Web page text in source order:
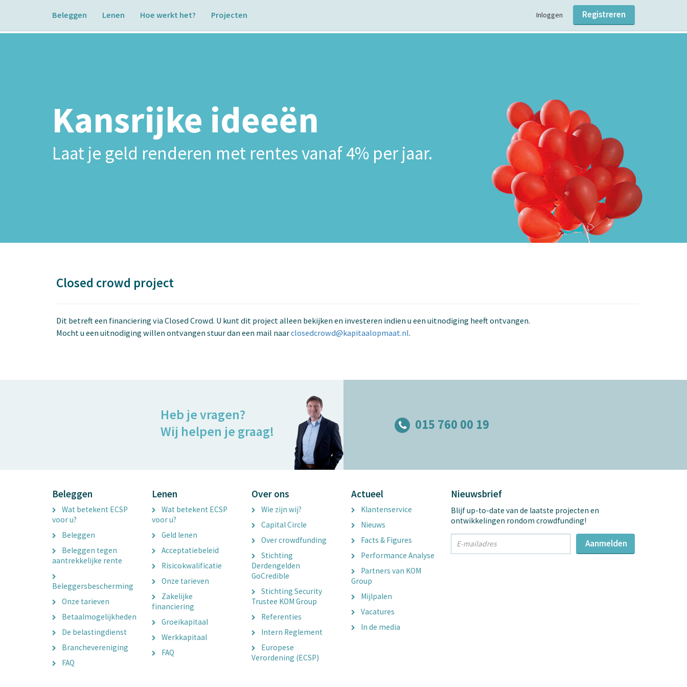
Beleggen Lenen Hoe werkt het? Projecten Inloggen Registreren
Kansrijke ideeën
Laat je geld renderen met rentes vanaf 4% per jaar.
Closed crowd project
Dit betreft een financiering via Closed Crowd. U kunt dit project alleen bekijken en investeren indien u een uitnodiging heeft ontvangen.
Mocht u een uitnodiging willen ontvangen stuur dan een mail naarclosedcrowd@kapitaalopmaat.nl.
015 760 00 19
Heb je vragen?
Wij helpen je graag!
Beleggen
Wat betekent ECSP
voor u?
Beleggen
Beleggen tegen
aantrekkelijke rente
Beleggersbescherming
Onze tarieven
Betaalmogelijkheden
De belastingdienst
Branchevereniging
FAQ
Lenen
Wat betekent ECSP
voor u?
Geld lenen
Acceptatiebeleid
Risicokwalificatie
Onze tarieven
Zakelijke
financiering
Groeikapitaal
Werkkapitaal
FAQ
Over ons
Wie zijn wij?
Capital Circle
Over crowdfunding
Stichting
Derdengelden
GoCredible
Stichting Security
Trustee KOM Group
Referenties
Intern Reglement
Europese
Verordening (ECSP)
Actueel
Klantenservice
Nieuws
Facts & Figures
Performance Analyse
Partners van KOM
Group
Mijlpalen
Vacatures
In de media
Nieuwsbrief
Blijf up-to-date van de laatste projecten en
ontwikkelingen rondom crowdfunding!
Email
Aanmelden